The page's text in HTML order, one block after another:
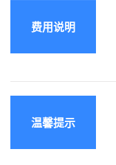
费用说明
温馨提示